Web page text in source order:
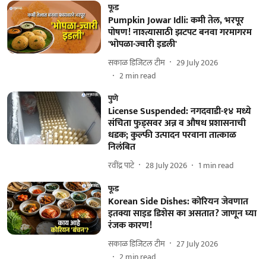
फूड
Pumpkin Jowar Idli: कमी तेल, भरपूर
पोषण! नाश्त्यासाठी झटपट बनवा गरमागरम
'भोपळा-ज्वारी इडली'
सकाळ डिजिटल टीम
29 July 2026
2min read
पुणे
License Suspended: नगदवाडी-१४ मध्ये
संचिता फुड्सवर अन्न व औषध प्रशासनाची
धडक; कुल्फी उत्पादन परवाना तात्काळ
निलंबित
रवींद्र पाटे 28 July 2026 1 min read
फूड
Korean Side Dishes: कोरियन जेवणात
इतक्या साइड डिशेस का असतात? जाणून घ्या
रंजक कारण!
सकाळ डिजिटल टीम
27 July 2026